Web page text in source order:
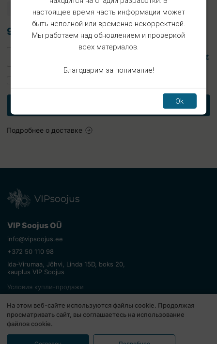
9.21€
9.21 €
Подробнее о доставке
VIP Soojus OÜ
info@vipsoojus.ee
+372 50 110 98
Ida-Virumaa, Jõhvi, Linda 15D, boks 20,
kauplus VIP Soojus
Условия купли-продажи
Политика конфиденциальности
На этом веб-сайте используются файлы cookie. Продолжая
просматривать сайт, вы соглашаетесь на использование
файлов cookie.
настоящее время часть информации может
быть неполной или временно некорректной.
Мы работаем над обновлением и проверкой
всех материалов.
Благодарим за понимание!
Ok